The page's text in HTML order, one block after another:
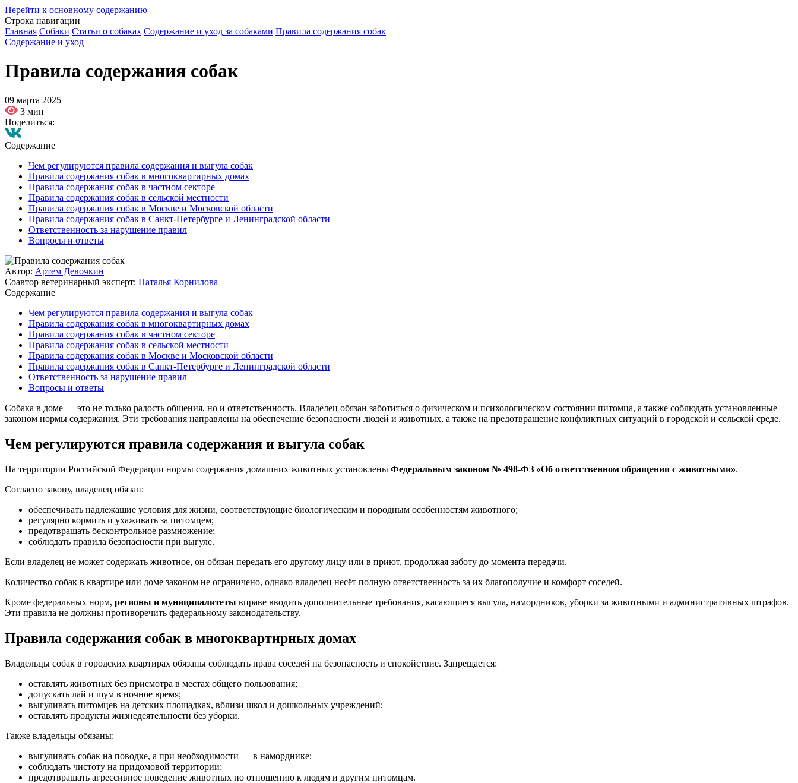
Перейти к основному содержанию
Строка навигации
Главная Собаки Статьи о собаках Содержание и уход за собаками Правила содержания собак
Содержание и уход
Правила содержания собак
09 марта 2025
3 мин
Поделиться:
Содержание
Чем регулируются правила содержания и выгула собак
Правила содержания собак в многоквартирных домах
Правила содержания собак в частном секторе
Правила содержания собак в сельской местности
Правила содержания собак в Москве и Московской области
Правила содержания собак в Санкт-Петербурге и Ленинградской области
Ответственность за нарушение правил
Вопросы и ответы
Автор: Артем Девочкин
Соавтор ветеринарный эксперт: Наталья Корнилова
Содержание
Чем регулируются правила содержания и выгула собак
Правила содержания собак в многоквартирных домах
Правила содержания собак в частном секторе
Правила содержания собак в сельской местности
Правила содержания собак в Москве и Московской области
Правила содержания собак в Санкт-Петербурге и Ленинградской области
Ответственность за нарушение правил
Вопросы и ответы
Собака в доме — это не только радость общения, но и ответственность. Владелец обязан заботиться о физическом и психологическом состоянии питомца, а также соблюдать установленные
законом нормы содержания. Эти требования направлены на обеспечение безопасности людей и животных, а также на предотвращение конфликтных ситуаций в городской и сельской среде.
Чем регулируются правила содержания и выгула собак
На территории Российской Федерации нормы содержания домашних животных установлены Федеральным законом № 498-ФЗ «Об ответственном обращении с животными».
Согласно закону, владелец обязан:
обеспечивать надлежащие условия для жизни, соответствующие биологическим и породным особенностям животного;
регулярно кормить и ухаживать за питомцем;
предотвращать бесконтрольное размножение;
соблюдать правила безопасности при выгуле.
Если владелец не может содержать животное, он обязан передать его другому лицу или в приют, продолжая заботу до момента передачи.
Количество собак в квартире или доме законом не ограничено, однако владелец несёт полную ответственность за их благополучие и комфорт соседей.
Кроме федеральных норм, регионы и муниципалитеты вправе вводить дополнительные требования, касающиеся выгула, намордников, уборки за животными и административных штрафов.
Эти правила не должны противоречить федеральному законодательству.
Правила содержания собак в многоквартирных домах
Владельцы собак в городских квартирах обязаны соблюдать права соседей на безопасность и спокойствие. Запрещается:
оставлять животных без присмотра в местах общего пользования;
допускать лай и шум в ночное время;
выгуливать питомцев на детских площадках, вблизи школ и дошкольных учреждений;
оставлять продукты жизнедеятельности без уборки.
Также владельцы обязаны:
выгуливать собак на поводке, а при необходимости — в наморднике;
соблюдать чистоту на придомовой территории;
предотвращать агрессивное поведение животных по отношению к людям и другим питомцам.